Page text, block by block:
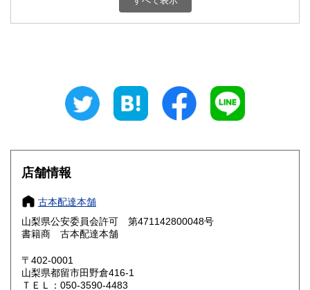
800円 三重県
大阪府
奈良県
鳥取県 800円 島根県
岡山県
山口県
店舗情報
古本配達本舗
山梨県公安委員会許可 第471142800048号
書籍商 古本配達本舗
〒402-0001
山梨県都留市田野倉416-1
ＴＥＬ：050-3590-4483